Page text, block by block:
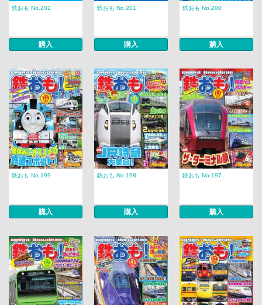
鉄おも No.202
購入
鉄おも No.201
購入
鉄おも No.200
購入
鉄おも No.199
購入
鉄おも No.198
購入
鉄おも No.197
購入